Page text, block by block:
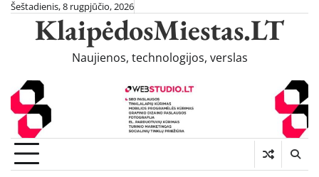
Skip
content
Šeštadienis, 8 rugpjūčio, 2026
KlaipėdosMiestas.LT
Naujienos, technologijos, verslas